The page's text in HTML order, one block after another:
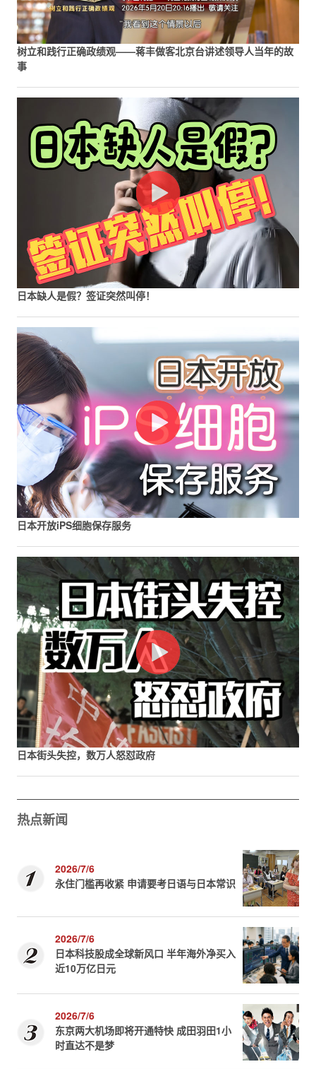
树立和践行正确政绩观——蒋丰做客北京台讲述领导人当年的故
事
日本缺人是假？签证突然叫停！
日本开放iPS细胞保存服务
日本街头失控，数万人怒怼政府
热点新闻
2026/7/6
永住门槛再收紧 申请要考日语与日本常识
2026/7/6
日本科技股成全球新风口 半年海外净买入
近10万亿日元
2026/7/6
东京两大机场即将开通特快 成田羽田1小
时直达不是梦